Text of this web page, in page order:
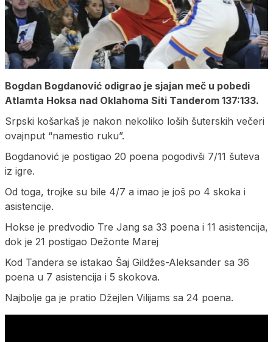
Bogdan Bogdanović odigrao je sjajan meč u pobedi
Atlamta Hoksa nad Oklahoma Siti Tanderom 137:133.
Srpski košarkaš je nakon nekoliko loših šuterskih večeri
ovajnput “namestio ruku”.
Bogdanović je postigao 20 poena pogodivši 7/11 šuteva
iz igre.
Od toga, trojke su bile 4/7 a imao je još po 4 skoka i
asistencije.
Hokse je predvodio Tre Jang sa 33 poena i 11 asistencija,
dok je 21 postigao Dežonte Marej
Kod Tandera se istakao Šaj Gildžes-Aleksander sa 36
poena u 7 asistencija i 5 skokova.
Najbolje ga je pratio Džejlen Vilijams sa 24 poena.